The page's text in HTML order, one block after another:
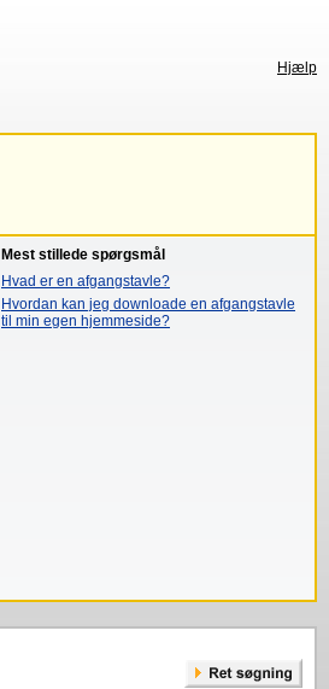
Hjælp
Mest stillede spørgsmål
Hvad er en afgangstavle?
Hvordan kan jeg downloade en afgangstavle
til min egen hjemmeside?